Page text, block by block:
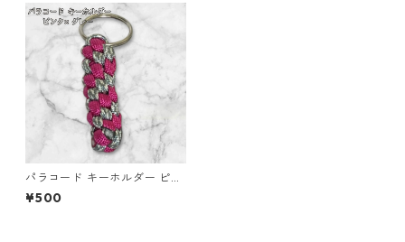
パラコード キーホルダー ピン
ク グレー 編み込み s28
¥500